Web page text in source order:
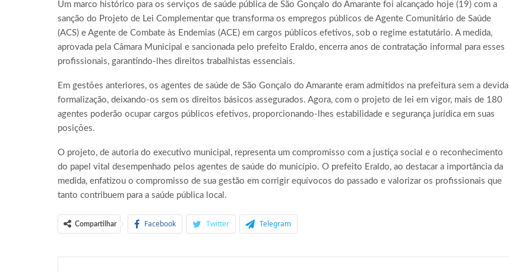
Um marco histórico para os serviços de saúde pública de São Gonçalo do Amarante foi alcançado hoje (19) com a
sanção do Projeto de Lei Complementar que transforma os empregos públicos de Agente Comunitário de Saúde
(ACS) e Agente de Combate às Endemias (ACE) em cargos públicos efetivos, sob o regime estatutário. A medida,
aprovada pela Câmara Municipal e sancionada pelo prefeito Eraldo, encerra anos de contratação informal para esses
profissionais, garantindo-lhes direitos trabalhistas essenciais.
Em gestões anteriores, os agentes de saúde de São Gonçalo do Amarante eram admitidos na prefeitura sem a devida
formalização, deixando-os sem os direitos básicos assegurados. Agora, com o projeto de lei em vigor, mais de 180
agentes poderão ocupar cargos públicos efetivos, proporcionando-lhes estabilidade e segurança jurídica em suas
posições.
O projeto, de autoria do executivo municipal, representa um compromisso com a justiça social e o reconhecimento
do papel vital desempenhado pelos agentes de saúde do município. O prefeito Eraldo, ao destacar a importância da
medida, enfatizou o compromisso de sua gestão em corrigir equívocos do passado e valorizar os profissionais que
tanto contribuem para a saúde pública local.
Compartilhar Facebook Twitter Telegram